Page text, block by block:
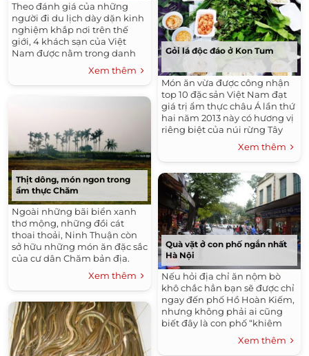
Theo đánh giá của những
người đi du lịch dày dặn kinh
nghiệm khắp nơi trên thế
giới, 4 khách sạn của Việt
Nam được nằm trong danh
sách 500 khách sạn tốt nhất
Xem thêm
Thịt dông, món ngon trong
ẩm thực Chăm
Ngoài những bãi biển xanh
thơ mộng, những đồi cát
thoai thoải, Ninh Thuận còn
sở hữu những món ăn đặc sắc
của cư dân Chăm bản địa.
Xem thêm
Gỏi lá độc đáo ở Kon Tum
Món ăn vừa được công nhận
top 10 đặc sản Việt Nam đạt
giá trị ẩm thực châu Á lần thứ
hai năm 2013 này có hương vị
riêng biệt của núi rừng Tây
Xem thêm
Quà vặt ở con phố ngắn nhất
Hà Nội
Nếu hỏi địa chỉ ăn nộm bò
khô chắc hẳn bạn sẽ được chỉ
ngay đến phố Hồ Hoàn Kiếm,
nhưng không phải ai cũng
biết đây là con phố “khiêm
Xem thêm